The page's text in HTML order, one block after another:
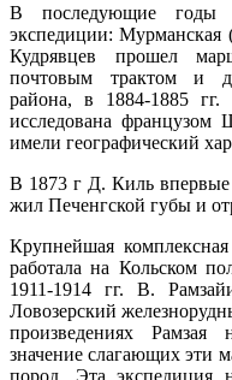
В последующие годы
экспедиции: Мурманская
Кудрявцев прошел
почтовым трактом и
района, в 1884-1885 гг.
исследована
имели географический
В 1873 г Д. Киль впервые
жил Печенгской губы и
Крупнейшая
работала на Кольском
1911-1914 гг. В.
Ловозерский
произведениях
значение слагающих эти
пород. Эта экспедиция